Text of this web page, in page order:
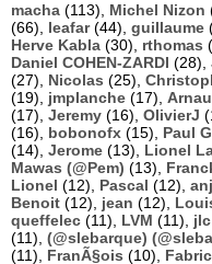
macha (113), Michel Nizon
(66), leafar(44), guillaume
Herve Kabla (30), rthomas
Daniel COHEN-ZARDI (28),
(27), Nicolas (25),
(19), jmplanche (17),
(17), Jeremy (16), OlivierJ
(16), bobonofx (15), Paul
(14), Jerome (13), Lionel
Mawas (@Pem) (13),
Lionel (12), Pascal (12), anj
Benoit (12), jean (12),
queffelec (11), LVM (11), jlc
(11), (@slebarque)
(11), FranÃ§ois (10),